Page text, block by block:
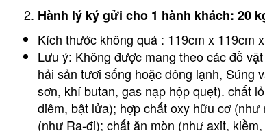
Hành lý ký gửi cho 1 hành khách: 20
Kích thước không quá : 119cm x 119cm
Lưu ý: Không được mang theo các đồ
hải sản tươi sống hoặc đông lạnh, Súng
sơn, khí butan, gas nạp hộp quẹt). chất
diêm, bật lửa); hợp chất oxy hữu cơ
(như Ra-đi); chất ăn mòn (như axit,